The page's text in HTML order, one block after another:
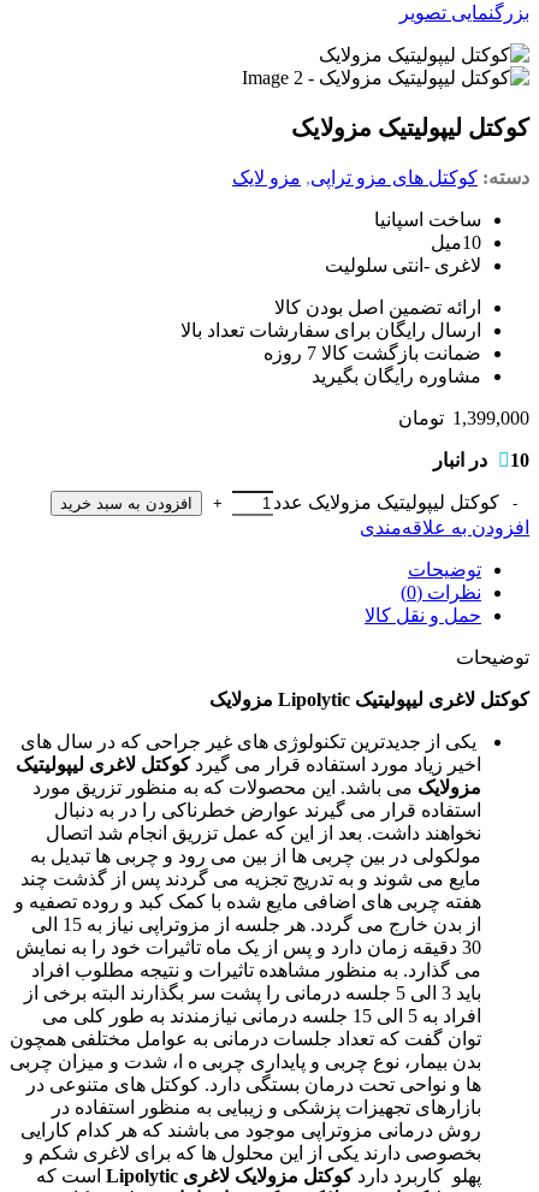
بزرگنمایی تصویر
کوکتل لیپولیتیک مزولایک
دسته: کوکتل های مزو تراپی, مزو لایک
ساخت اسپانیا
10میل
لاغری -انتی سلولیت
ارائه تضمین اصل بودن کالا
ارسال رایگان برای سفارشات تعداد بالا
ضمانت بازگشت کالا 7 روزه
مشاوره رایگان بگیرید
1,399,000 تومان
10 در انبار
کوکتل لیپولیتیک مزولایک عدد افزودن به سبد خرید
افزودن به علاقه‌مندی
توضیحات
نظرات (0)
حمل و نقل کالا
توضیحات
کوکتل لاغری لیپولیتیک Lipolytic مزولایک
یکی از جدیدترین تکنولوژی های غیر جراحی که در سال های
اخیر زیاد مورد استفاده قرار می گیردکوکتل لاغری لیپولیتیک
مزولایک می باشد. این محصولات که به منظور تزریق مورد
استفاده قرار می گیرند عوارض خطرناکی را در به دنبال
نخواهند داشت. بعد از این که عمل تزریق انجام شد اتصال
مولکولی در بین چربی ها از بین می رود و چربی ها تبدیل به
مایع می شوند و به تدریج تجزیه می گردند پس از گذشت چند
هفته چربی های اضافی مایع شده با کمک کبد و روده تصفیه و
از بدن خارج می گردد. هر جلسه از مزوتراپی نیاز به 15 الی
30 دقیقه زمان دارد و پس از یک ماه تاثیرات خود را به نمایش
می گذارد. به منظور مشاهده تاثیرات و نتیجه مطلوب افراد
باید 3 الی 5 جلسه درمانی را پشت سر بگذارند البته برخی از
افراد به 5 الی 15 جلسه درمانی نیازمندند به طور کلی می‌
توان گفت که تعداد جلسات درمانی به عوامل مختلفی همچون
بدن بیمار، نوع چربی و پایداری چربی ه ا، شدت و میزان چربی
ها و نواحی تحت درمان بستگی دارد. کوکتل های متنوعی در
بازارهای تجهیزات پزشکی و زیبایی به منظور استفاده در
روش درمانی مزوتراپی موجود می باشند که هر کدام کارایی
بخصوصی دارند یکی از این محلول ها که برای لاغری شکم و
پهلو کاربرد دارد کوکتل مزولایک لاغری Lipolytic
است که